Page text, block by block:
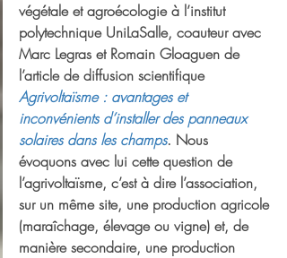
végétale et agroécologie à l’institut
polytechnique UniLaSalle, coauteur avec
Marc Legras et Romain Gloaguen de
l’article de diffusion scientifique
Agrivoltaïsme : avantages et
inconvénients d’installer des panneaux
solaires dans les champs. Nous
évoquons avec lui cette question de
l’agrivoltaïsme, c’est à dire l’association,
sur un même site, une production agricole
(maraîchage, élevage ou vigne) et, de
manière secondaire, une production